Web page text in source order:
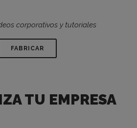
corporativos y tutoriales
FABRICAR
TU EMPRESA